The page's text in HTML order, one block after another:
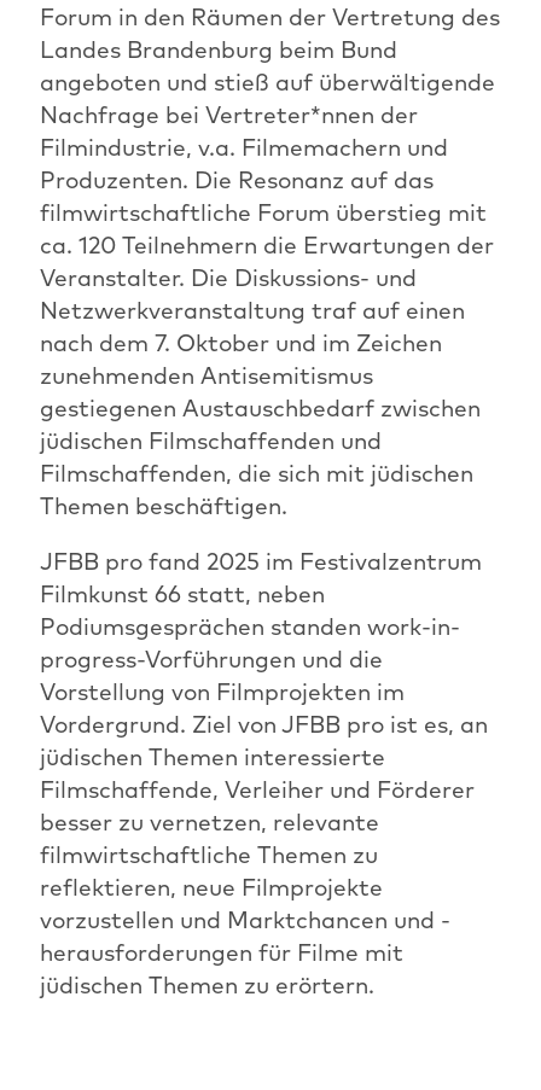
Forum in den Räumen der Vertretung des
Landes Brandenburg beim Bund
angeboten und stieß auf überwältigende
Nachfrage bei Vertreter*nnen der
Filmindustrie, v.a. Filmemachern und
Produzenten. Die Resonanz auf das
filmwirtschaftliche Forum überstieg mit
ca. 120 Teilnehmern die Erwartungen der
Veranstalter. Die Diskussions- und
Netzwerkveranstaltung traf auf einen
nach dem 7. Oktober und im Zeichen
zunehmenden Antisemitismus
gestiegenen Austauschbedarf zwischen
jüdischen Filmschaffenden und
Filmschaffenden, die sich mit jüdischen
Themen beschäftigen.
JFBB pro fand 2025 im Festivalzentrum
Filmkunst 66 statt, neben
Podiumsgesprächen standen work-in-
progress-Vorführungen und die
Vorstellung von Filmprojekten im
Vordergrund. Ziel von JFBB pro ist es, an
jüdischen Themen interessierte
Filmschaffende, Verleiher und Förderer
besser zu vernetzen, relevante
filmwirtschaftliche Themen zu
reflektieren, neue Filmprojekte
vorzustellen und Marktchancen und -
herausforderungen für Filme mit
jüdischen Themen zu erörtern.